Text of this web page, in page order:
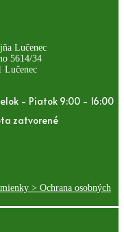
Lučenec
5614/34
Lučenec
- Piatok 9:00 - 16:00
zatvorené
> Ochrana osobných